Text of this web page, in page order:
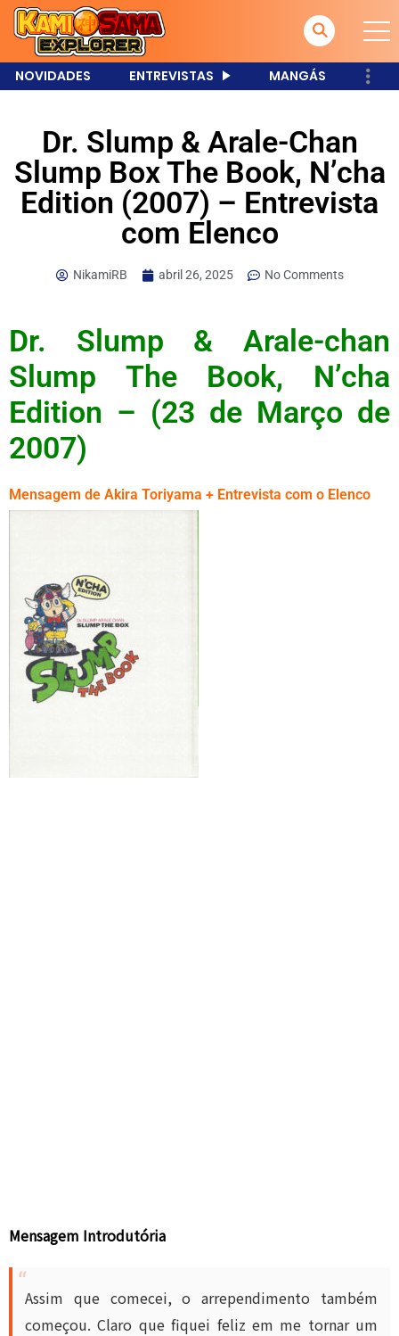
NOVIDADES ENTREVISTAS MANGÁS
Dr. Slump & Arale-Chan
Slump Box The Book, N’cha
Edition (2007) – Entrevista
com Elenco
NikamiRB abril 26, 2025 No Comments
Dr. Slump & Arale-chan
Slump The Book, N’cha
Edition – (23 de Março de
2007)
Mensagem de Akira Toriyama + Entrevista com o Elenco
Mensagem Introdutória
Assim que comecei, o arrependimento também
começou. Claro que fiquei feliz em me tornar um